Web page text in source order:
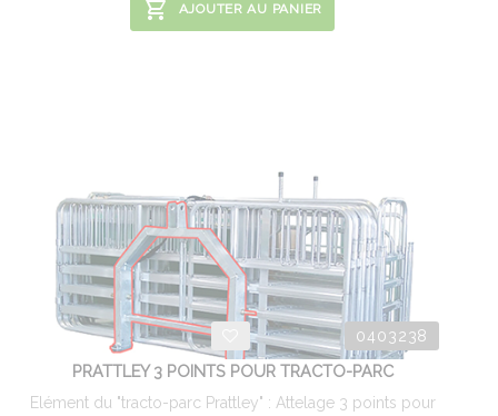
AJOUTER AU PANIER
0403238
PRATTLEY 3 POINTS POUR TRACTO-PARC
Elément du "tracto-parc Prattley" : Attelage 3 points pour